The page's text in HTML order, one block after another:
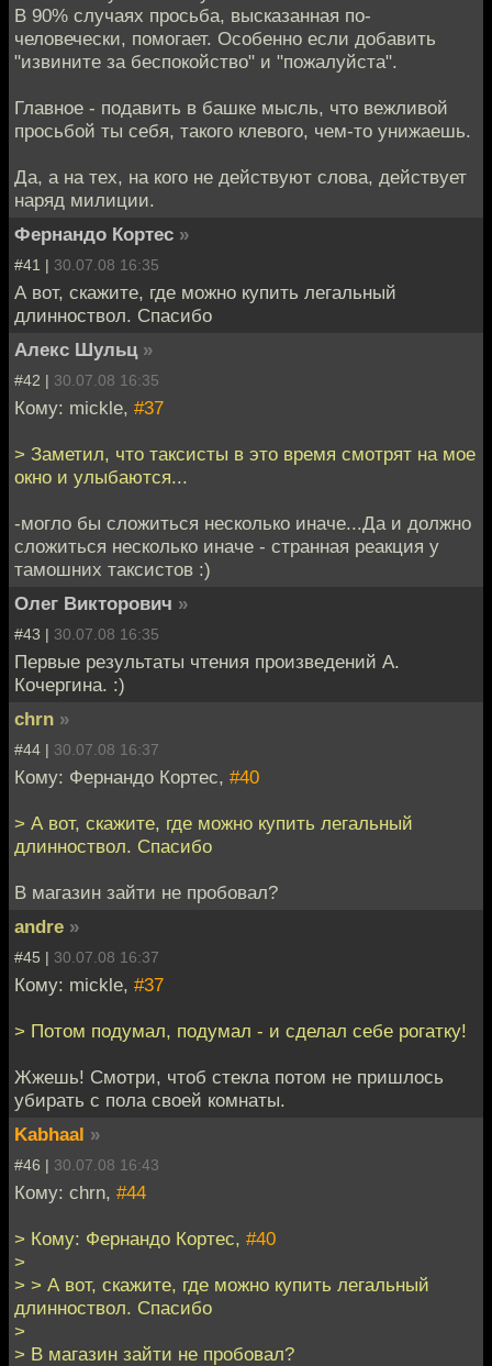
В 90% случаях просьба, высказанная по-
человечески, помогает. Особенно если добавить
"извините за беспокойство" и "пожалуйста".
Главное - подавить в башке мысль, что вежливой
просьбой ты себя, такого клевого, чем-то унижаешь.
Да, а на тех, на кого не действуют слова, действует
наряд милиции.
Фернандо Кортес »
#41 | 30.07.08 16:35
А вот, скажите, где можно купить легальный
длинноствол. Спасибо
Алекс Шульц »
#42 | 30.07.08 16:35
Кому: mickle, #37
> Заметил, что таксисты в это время смотрят на мое
окно и улыбаются...
-могло бы сложиться несколько иначе...Да и должно
сложиться несколько иначе - странная реакция у
тамошних таксистов :)
Олег Викторович »
#43 | 30.07.08 16:35
Первые результаты чтения произведений А.
Кочергина. :)
chrn »
#44 | 30.07.08 16:37
Кому: Фернандо Кортес, #40
> А вот, скажите, где можно купить легальный
длинноствол. Спасибо
В магазин зайти не пробовал?
andre »
#45 | 30.07.08 16:37
Кому: mickle, #37
> Потом подумал, подумал - и сделал себе рогатку!
Жжешь! Смотри, чтоб стекла потом не пришлось
убирать с пола своей комнаты.
Kabhaal »
#46 | 30.07.08 16:43
Кому: chrn, #44
> Кому: Фернандо Кортес, #40
>
> > А вот, скажите, где можно купить легальный
длинноствол. Спасибо
>
> В магазин зайти не пробовал?